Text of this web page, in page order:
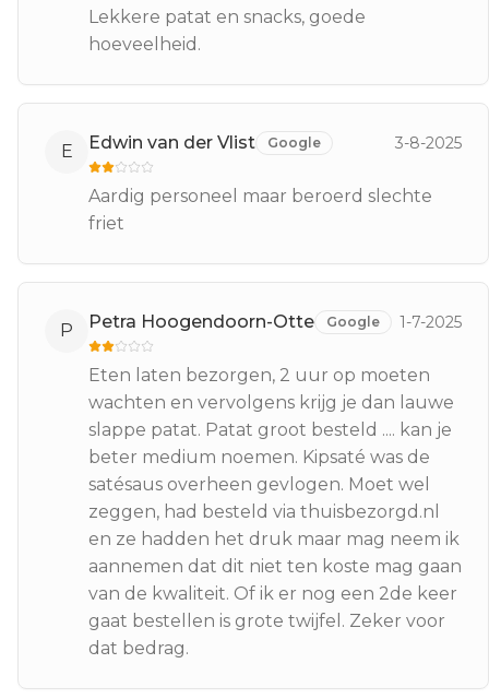
Lekkere patat en snacks, goede
hoeveelheid.
E Edwin van der Vlist Google 3-8-2025
Aardig personeel maar beroerd slechte
friet
P Petra Hoogendoorn-Otte Google 1-7-2025
Eten laten bezorgen, 2 uur op moeten
wachten en vervolgens krijg je dan lauwe
slappe patat. Patat groot besteld .... kan je
beter medium noemen. Kipsaté was de
satésaus overheen gevlogen. Moet wel
zeggen, had besteld via thuisbezorgd.nl
en ze hadden het druk maar mag neem ik
aannemen dat dit niet ten koste mag gaan
van de kwaliteit. Of ik er nog een 2de keer
gaat bestellen is grote twijfel. Zeker voor
dat bedrag.